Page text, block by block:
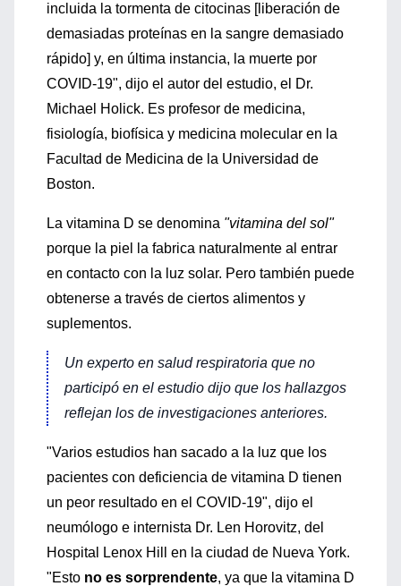
incluida la tormenta de citocinas [liberación de
demasiadas proteínas en la sangre demasiado
rápido] y, en última instancia, la muerte por
COVID-19", dijo el autor del estudio, el Dr.
Michael Holick. Es profesor de medicina,
fisiología, biofísica y medicina molecular en la
Facultad de Medicina de la Universidad de
Boston.
La vitamina D se denomina "vitamina del sol"
porque la piel la fabrica naturalmente al entrar
en contacto con la luz solar. Pero también puede
obtenerse a través de ciertos alimentos y
suplementos.
Un experto en salud respiratoria que no
participó en el estudio dijo que los hallazgos
reflejan los de investigaciones anteriores.
"Varios estudios han sacado a la luz que los
pacientes con deficiencia de vitamina D tienen
un peor resultado en el COVID-19", dijo el
neumólogo e internista Dr. Len Horovitz, del
Hospital Lenox Hill en la ciudad de Nueva York.
"Esto no es sorprendente, ya que la vitamina D